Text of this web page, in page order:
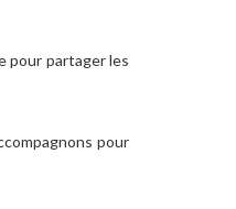
pour partager les
pour